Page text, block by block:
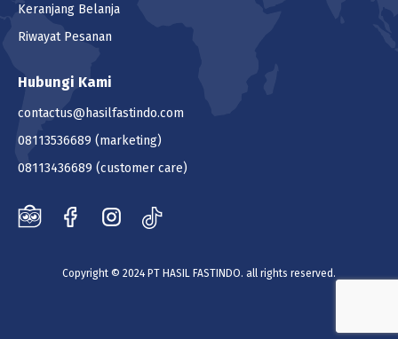
Keranjang Belanja
Riwayat Pesanan
Hubungi Kami
contactus@hasilfastindo.com
08113536689 (marketing)
08113436689 (customer care)
Copyright © 2024 PT HASIL FASTINDO. all rights reserved.